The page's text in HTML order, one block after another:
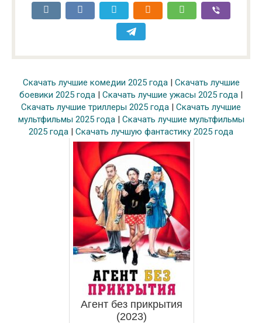
Скачать лучшие комедии 2025 года| Скачать лучшие
боевики 2025 года | Скачать лучшие ужасы 2025 года |
Скачать лучшие триллеры 2025 года | Скачать лучшие
мультфильмы 2025 года| Скачать лучшие мультфильмы
2025 года | Скачать лучшую фантастику 2025 года
Агент без прикрытия
(2023)